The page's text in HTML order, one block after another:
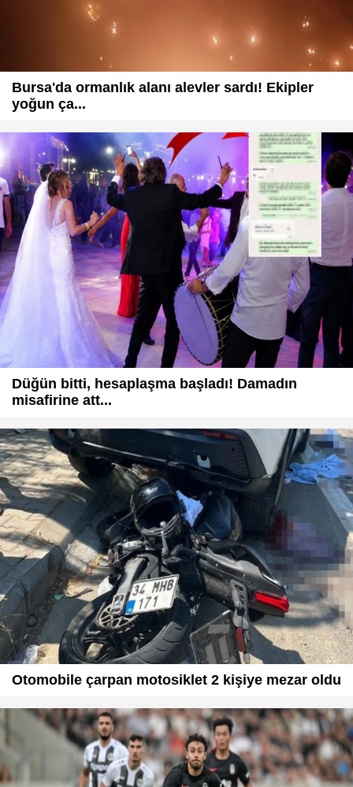
Bursa'da ormanlık alanı alevler sardı! Ekipler
yoğun ça...
Düğün bitti, hesaplaşma başladı! Damadın
misafirine att...
Otomobile çarpan motosiklet 2 kişiye mezar oldu